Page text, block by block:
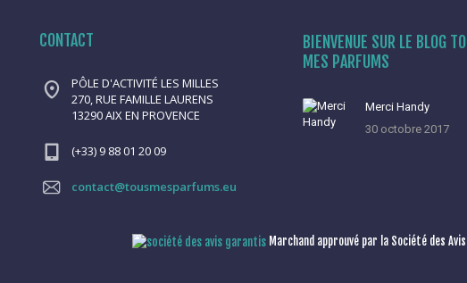
CONTACT
PÔLE D'ACTIVITÉ LES MILLES
270, RUE FAMILLE LAURENS
13290 AIX EN PROVENCE
(+33) 9 88 01 20 09
contact@tousmesparfums.eu
BIENVENUE SUR LE BLOG
MES PARFUMS
Merci Handy
30 octobre 2017
Marchand approuvé par la Société des